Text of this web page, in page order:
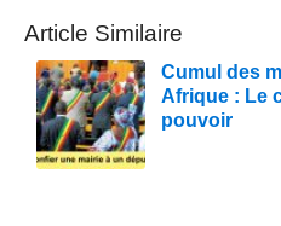
Article Similaire
Cumul des
Afrique : Le
pouvoir